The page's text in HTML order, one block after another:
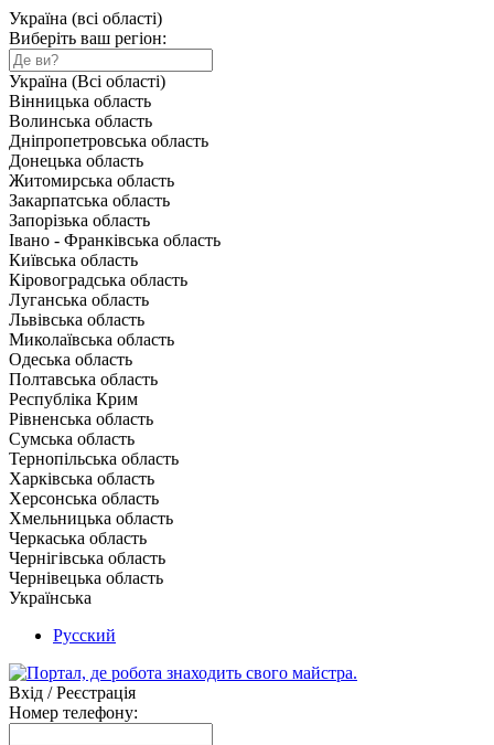
Україна (всі області)
Виберіть ваш регіон:
Україна (Всі області)
Вінницька область
Волинська область
Дніпропетровська область
Донецька область
Житомирська область
Закарпатська область
Запорізька область
Івано - Франківська область
Київська область
Кіровоградська область
Луганська область
Львівська область
Миколаївська область
Одеська область
Полтавська область
Республіка Крим
Рівненська область
Сумська область
Тернопільська область
Харківська область
Херсонська область
Хмельницька область
Черкаська область
Чернігівська область
Чернівецька область
Українська
Русский
Вхід / Реєстрація
Номер телефону: